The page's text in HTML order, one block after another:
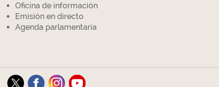
Oficina de información
Emisión en directo
Agenda parlamentaria